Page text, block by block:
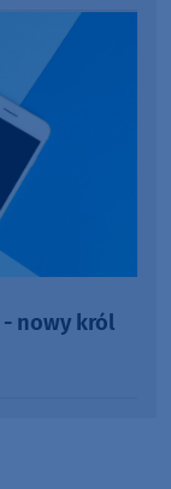
- nowy król